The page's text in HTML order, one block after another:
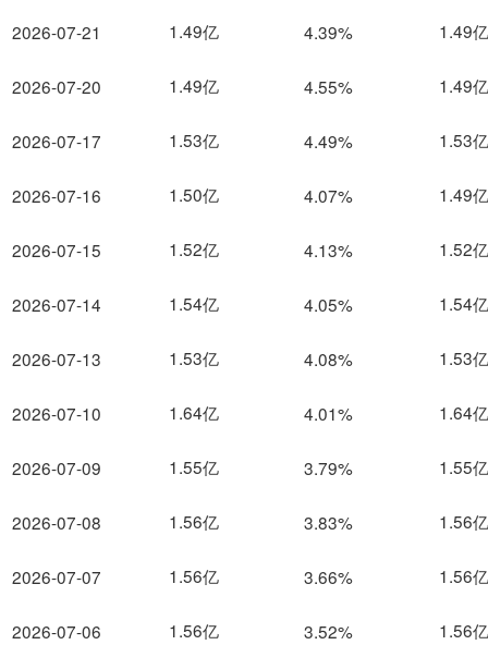
2026-07-21
2026-07-20
2026-07-17
2026-07-16
2026-07-15
2026-07-14
2026-07-13
2026-07-10
2026-07-09
2026-07-08
2026-07-07
2026-07-06
1.49亿 4.39% 1.49亿
1.49亿 4.55% 1.49亿
1.53亿 4.49% 1.53亿
1.50亿 4.07% 1.49亿
1.52亿 4.13% 1.52亿
1.54亿 4.05% 1.54亿
1.53亿 4.08% 1.53亿
1.64亿 4.01% 1.64亿
1.55亿 3.79% 1.55亿
1.56亿 3.83% 1.56亿
1.56亿 3.66% 1.56亿
1.56亿 3.52% 1.56亿